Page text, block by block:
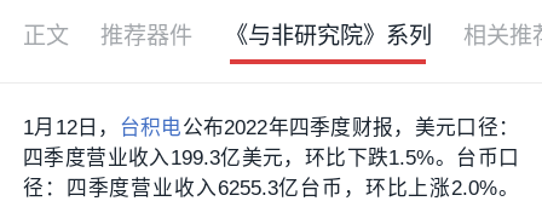
正文 推荐器件 《与非研究院》系列 相关推
1月12日， 台积电公布2022年四季度财报，美元口径：
四季度营业收入199.3亿美元，环比下跌1.5%。台币口
径：四季度营业收入6255.3亿台币，环比上涨2.0%。